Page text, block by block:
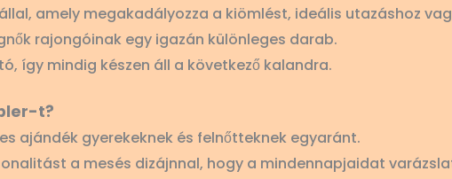
amely megakadályozza a kiömlést, ideális utazáshoz
rajongóinak egy igazán különleges darab.
így mindig készen áll a következő kalandra.
t?
ajándék gyerekeknek és felnőtteknek egyaránt.
a mesés dizájnnal, hogy a mindennapjaidat